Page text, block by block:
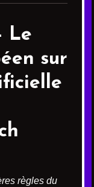
Le
sur
règles du